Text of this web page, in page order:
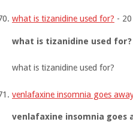
what is tizanidine used for? -
what is tizanidine used for?
what is tizanidine used for?
venlafaxine insomnia goes
venlafaxine insomnia goes